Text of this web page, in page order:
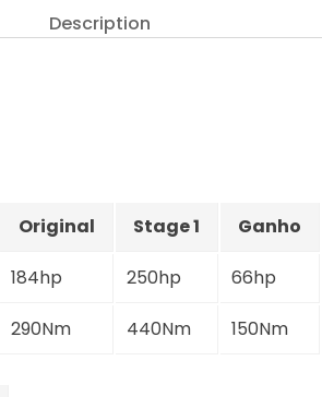
Description
Original Stage 1 Ganho
184hp 250hp 66hp
290Nm 440Nm 150Nm